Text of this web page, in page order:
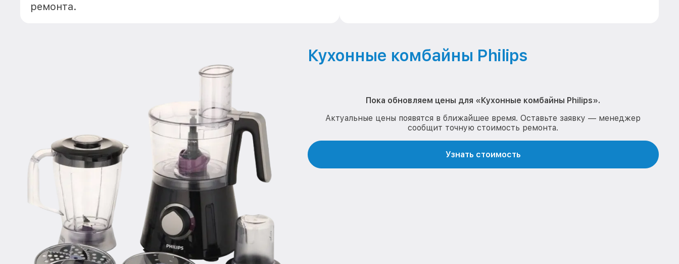
ремонта.
Кухонные комбайны Philips
Пока обновляем цены для «Кухонные комбайны Philips».
Актуальные цены появятся в ближайшее время. Оставьте заявку — менеджер
сообщит точную стоимость ремонта.
Узнать стоимость